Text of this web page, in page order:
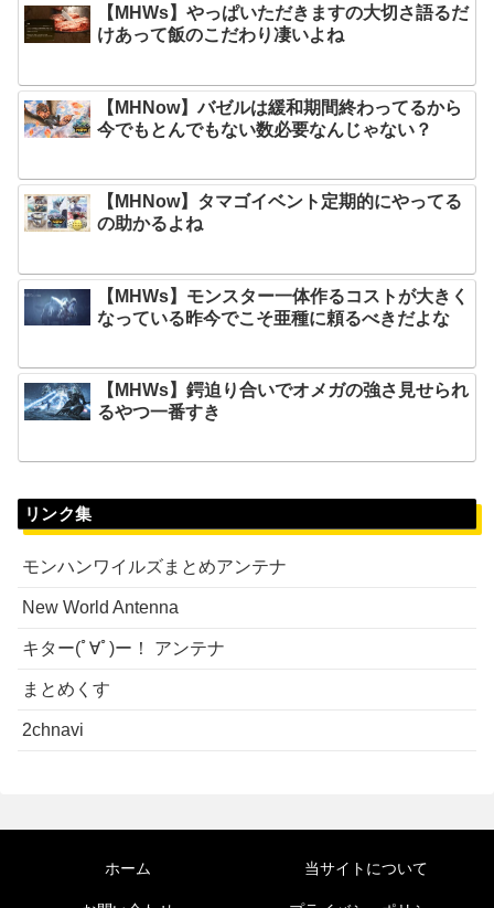
【MHWs】やっぱいただきますの大切さ語るだ
けあって飯のこだわり凄いよね
【MHNow】バゼルは緩和期間終わってるから
今でもとんでもない数必要なんじゃない？
【MHNow】タマゴイベント定期的にやってる
の助かるよね
【MHWs】モンスター一体作るコストが大きく
なっている昨今でこそ亜種に頼るべきだよな
【MHWs】鍔迫り合いでオメガの強さ見せられ
るやつ一番すき
リンク集
モンハンワイルズまとめアンテナ
New World Antenna
キター(ﾟ∀ﾟ)ー！ アンテナ
まとめくす
2chnavi
ホーム 当サイトについて